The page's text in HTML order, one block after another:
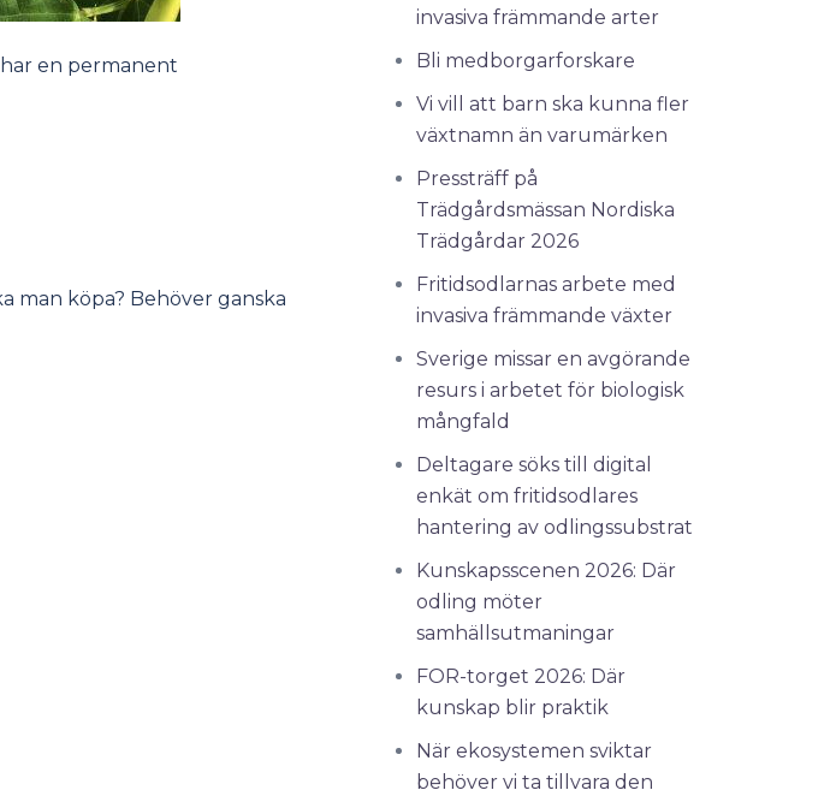
har en permanent
man köpa? Behöver ganska
invasiva främmande arter
Bli medborgarforskare
Vi vill att barn ska kunna fler
växtnamn än varumärken
Pressträff på
Trädgårdsmässan Nordiska
Trädgårdar 2026
Fritidsodlarnas arbete med
invasiva främmande växter
Sverige missar en avgörande
resurs i arbetet för biologisk
mångfald
Deltagare söks till digital
enkät om fritidsodlares
hantering av odlingssubstrat
Kunskapsscenen 2026: Där
odling möter
samhällsutmaningar
FOR-torget 2026: Där
kunskap blir praktik
När ekosystemen sviktar
behöver vi ta tillvara den